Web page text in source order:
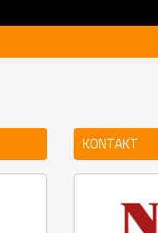
KONTAKT